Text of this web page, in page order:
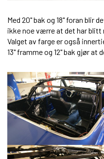
Med 20" bak og 18" foran blir
ikke noe værre at det har blitt
Valget av farge er også
13" framme og 12" bak gjør